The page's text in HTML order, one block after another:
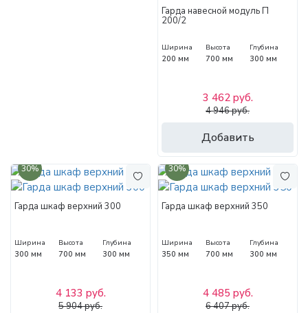
Гарда навесной модуль П
200/2
Ширина
200 мм
Высота
700 мм
Глубина
300 мм
Добавить
3 462 руб.
4 946 руб.
30%
Гарда шкаф верхний 300
Ширина
300 мм
Высота
700 мм
Глубина
300 мм
4 133 руб.
5 904 руб.
30%
Гарда шкаф верхний 350
Ширина
350 мм
Высота
700 мм
Глубина
300 мм
4 485 руб.
6 407 руб.